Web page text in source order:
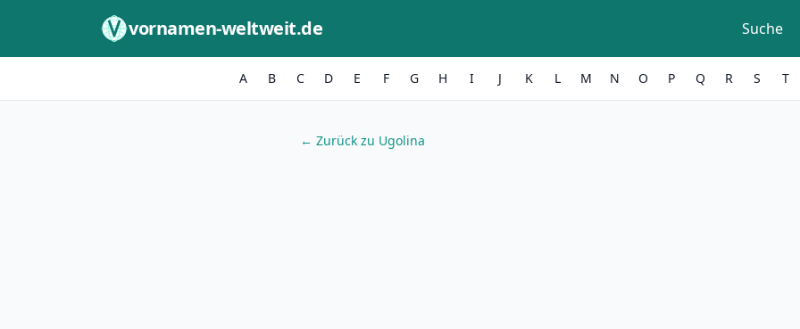
vornamen-weltweit.de Suche
A B C D E F G H I J K L M N O P Q R S T
← Zurück zu Ugolina